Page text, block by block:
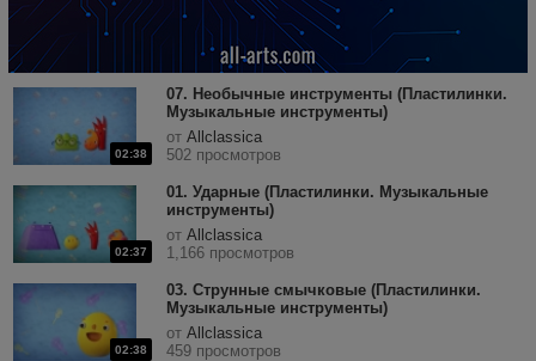
02:38
07. Необычные инструменты (Пластилинки.
Музыкальные инструменты)
от Allclassica
502 просмотров
02:37
01. Ударные (Пластилинки. Музыкальные
инструменты)
от Allclassica
1,166 просмотров
02:38
03. Струнные смычковые (Пластилинки.
Музыкальные инструменты)
от Allclassica
459 просмотров